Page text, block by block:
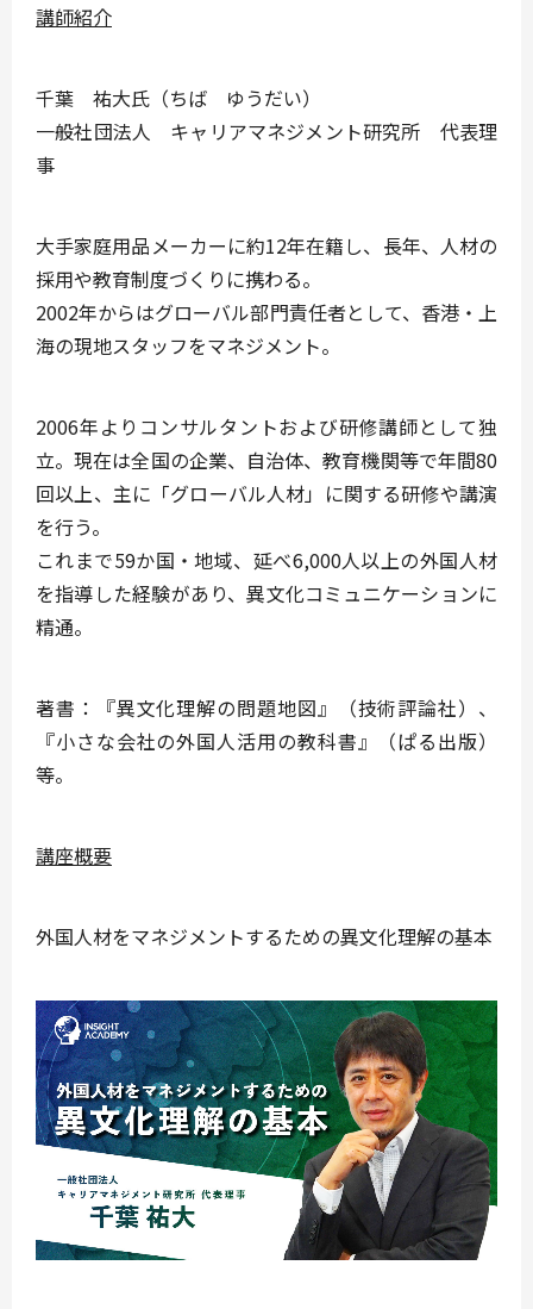
講師紹介
千葉 祐大氏（ちば ゆうだい）
一般社団法人 キャリアマネジメント研究所 代表理
事
大手家庭用品メーカーに約12年在籍し、長年、人材の
採用や教育制度づくりに携わる。
2002年からはグローバル部門責任者として、香港・上
海の現地スタッフをマネジメント。
2006年よりコンサルタントおよび研修講師として独
立。現在は全国の企業、自治体、教育機関等で年間80
回以上、主に「グローバル人材」に関する研修や講演
を行う。
これまで59か国・地域、延べ6,000人以上の外国人材
を指導した経験があり、異文化コミュニケーションに
精通。
著書：『異文化理解の問題地図』（技術評論社）、
『小さな会社の外国人活用の教科書』（ぱる出版）
等。
講座概要
外国人材をマネジメントするための異文化理解の基本